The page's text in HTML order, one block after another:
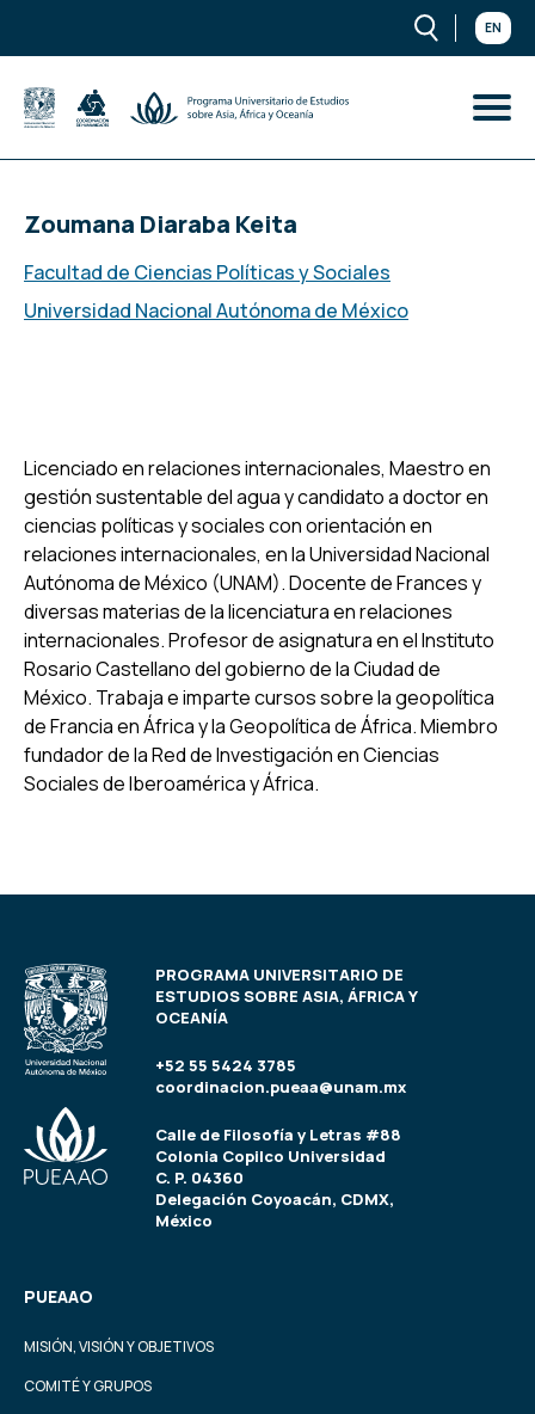
EN
Zoumana Diaraba Keita
Facultad de Ciencias Políticas y Sociales
Universidad Nacional Autónoma de México
Licenciado en relaciones internacionales, Maestro en
gestión sustentable del agua y candidato a doctor en
ciencias políticas y sociales con orientación en
relaciones internacionales, en la Universidad Nacional
Autónoma de México (UNAM). Docente de Frances y
diversas materias de la licenciatura en relaciones
internacionales. Profesor de asignatura en el Instituto
Rosario Castellano del gobierno de la Ciudad de
México. Trabaja e imparte cursos sobre la geopolítica
de Francia en África y la Geopolítica de África. Miembro
fundador de la Red de Investigación en Ciencias
Sociales de Iberoamérica y África.
PROGRAMA UNIVERSITARIO DE
ESTUDIOS SOBRE ASIA, ÁFRICA Y
OCEANÍA
+52 55 5424 3785
coordinacion.pueaa@unam.mx
Calle de Filosofía y Letras #88
Colonia Copilco Universidad
C. P. 04360
Delegación Coyoacán, CDMX,
México
PUEAAO
MISIÓN, VISIÓN Y OBJETIVOS
COMITÉ Y GRUPOS